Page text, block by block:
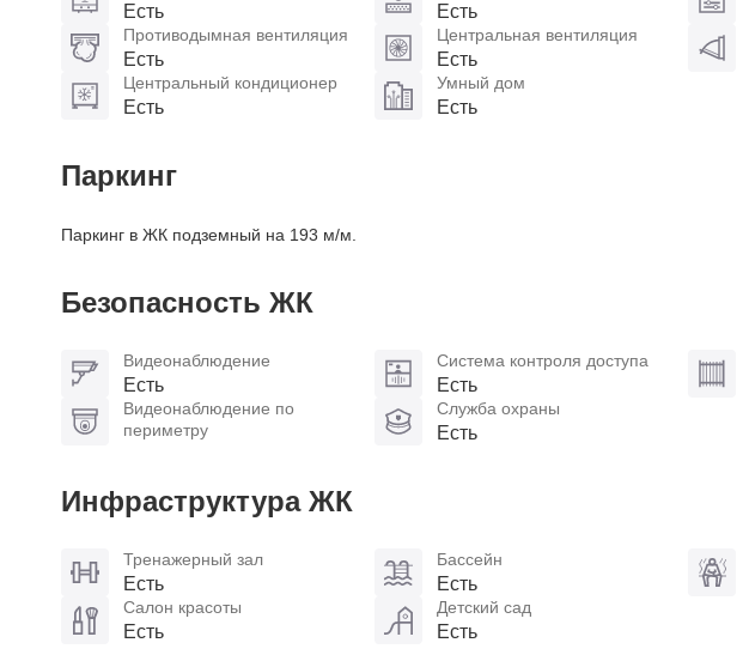
Есть Есть
Противодымная вентиляция
Есть
Центральная вентиляция
Есть
Центральный кондиционер
Есть
Умный дом
Есть
Паркинг
Паркинг в ЖК подземный на 193 м/м.
Безопасность ЖК
Видеонаблюдение
Есть
Система контроля доступа
Есть
Видеонаблюдение по
периметру
Служба охраны
Есть
Инфраструктура ЖК
Тренажерный зал
Есть
Бассейн
Есть
Салон красоты
Есть
Детский сад
Есть